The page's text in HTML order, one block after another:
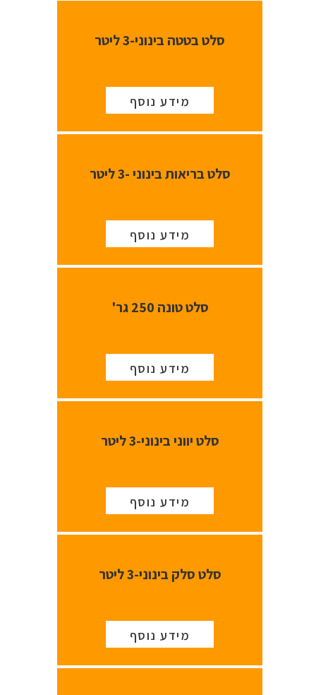
סלט בטטה בינוני-3 ליטר
מידע נוסף
סלט בריאות בינוני -3 ליטר
מידע נוסף
סלט טונה 250 גר'
מידע נוסף
סלט יווני בינוני-3 ליטר
מידע נוסף
סלט סלק בינוני-3 ליטר
מידע נוסף